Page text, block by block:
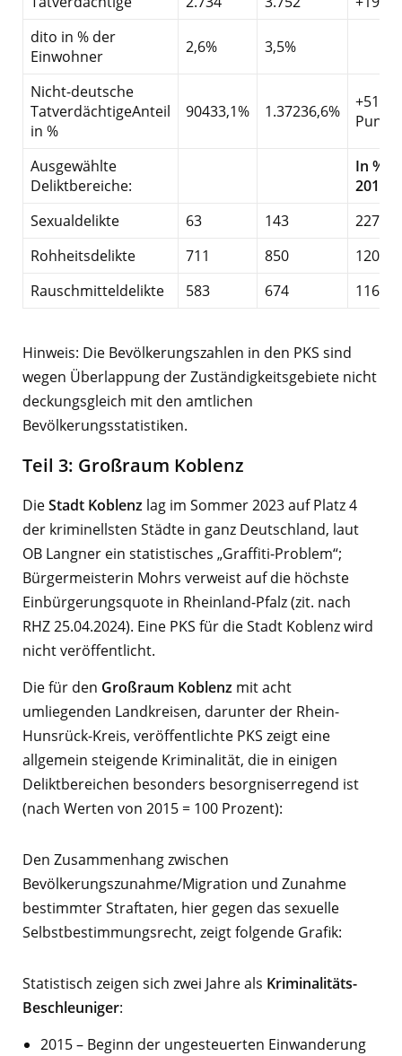
dito in % der
Einwohner
2,6% 3,5%
Nicht-deutsche
TatverdächtigeAnteil
in %
90433,1% 1.37236,6%
Punkte
Ausgewählte
Deliktbereiche:
In %
2019
Sexualdelikte
63 143
227%
Rohheitsdelikte
711 850
120%
Rauschmitteldelikte
583 674 116%
Hinweis: Die Bevölkerungszahlen in den PKS sind
wegen Überlappung der Zuständigkeitsgebiete nicht
deckungsgleich mit den amtlichen
Bevölkerungsstatistiken.
Teil 3: Großraum Koblenz
DieStadt Koblenz lag im Sommer 2023 auf Platz 4
der kriminellsten Städte in ganz Deutschland, laut
OB Langner ein statistisches „Graffiti-Problem“;
Bürgermeisterin Mohrs verweist auf die höchste
Einbürgerungsquote in Rheinland-Pfalz (zit. nach
RHZ 25.04.2024). Eine PKS für die Stadt Koblenz wird
nicht veröffentlicht.
Die für den Großraum Koblenz mit acht
umliegenden Landkreisen, darunter der Rhein-
Hunsrück-Kreis, veröffentlichte PKS zeigt eine
allgemein steigende Kriminalität, die in einigen
Deliktbereichen besonders besorgniserregend ist
(nach Werten von 2015 = 100 Prozent):
Den Zusammenhang zwischen
Bevölkerungszunahme/Migration und Zunahme
bestimmter Straftaten, hier gegen das sexuelle
Selbstbestimmungsrecht, zeigt folgende Grafik:
Statistisch zeigen sich zwei Jahre als Kriminalitäts-
Beschleuniger:
2015 – Beginn der ungesteuerten Einwanderung